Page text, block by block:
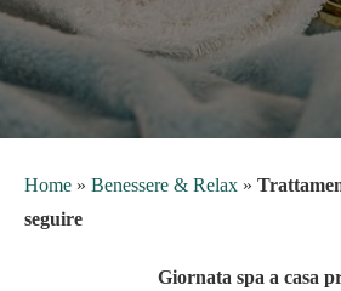
Home » Benessere & Relax »
seguire
Giornata spa a casa